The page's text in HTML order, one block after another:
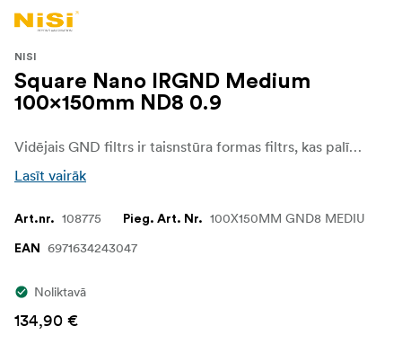
NISI
Square Nano IRGND Medium
100x150mm ND8 0.9
Vidējais GND filtrs ir taisnstūra formas filtrs, kas palīdz padarīt tumšākas noteiktas attēla zonas, piemēram, gaišo debesis, vienlaikus nodrošinot normālu, neietekmētu ekspozīciju citās attēla zonās. Tas ir īpaši noderīgi attēliem, kuros redzamas ēkas, kalni un citi nelieli elementi, kas izceļas pret debessfona fonu.
Lasīt vairāk
Art.nr. 108775 Pieg. Art. Nr. 100X150MM GND8 MEDIU
EAN 6971634243047
Noliktavā
134,90 €